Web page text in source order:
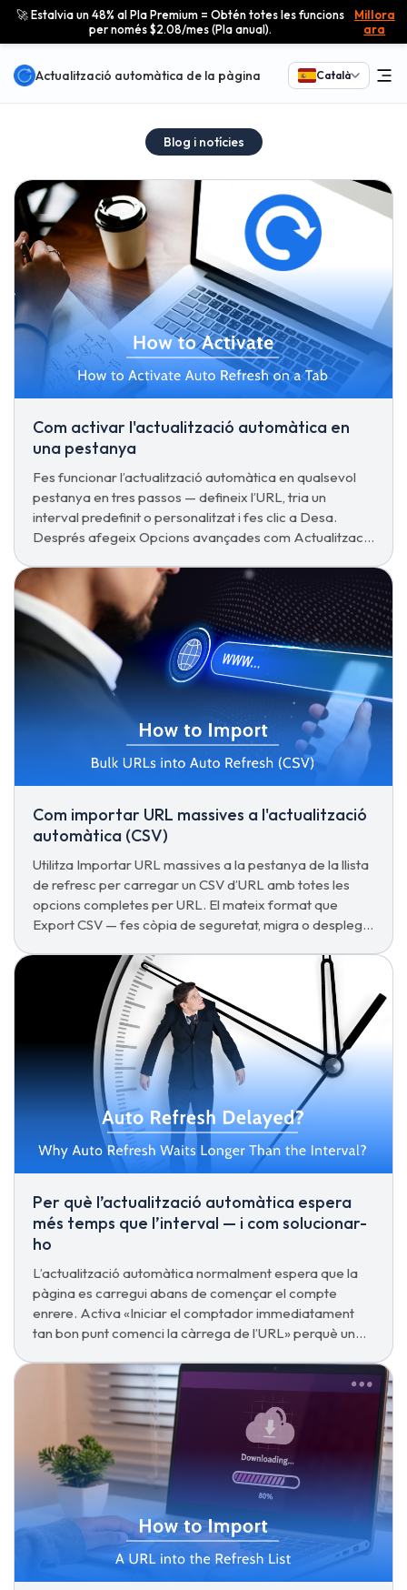
🚀 Estalvia un 48% al Pla Premium = Obtén totes les funcions
per només $2.08/mes (Pla anual).
Millora
ara
Actualització automàtica de la pàgina Català
Blog i notícies
Com activar l'actualització automàtica en
una pestanya
Fes funcionar l’actualització automàtica en qualsevol
pestanya en tres passos — defineix l’URL, tria un
interval predefinit o personalitzat i fes clic a Desa.
Després afegeix Opcions avançades com Actualització
Com importar URL massives a l'actualització
automàtica (CSV)
Utilitza Importar URL massives a la pestanya de la llista
de refresc per carregar un CSV d’URL amb totes les
opcions completes per URL. El mateix format que
Export CSV — fes còpia de seguretat, migra o desplega
Per què l’actualització automàtica espera
més temps que l’interval — i com solucionar-
ho
L’actualització automàtica normalment espera que la
pàgina es carregui abans de començar el compte
enrere. Activa «Iniciar el comptador immediatament
tan bon punt comenci la càrrega de l’URL» perquè un